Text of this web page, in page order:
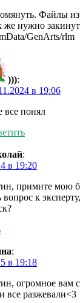
Файлы
же нужно
GenArts/rlm
))):
в 19:06
все понял
:
в 19:20
примите мою
вопрос к
:
в 19:18
огромное вам
все разжевали<3